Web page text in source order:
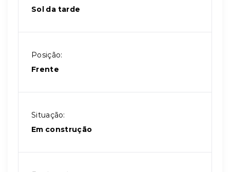
Sol da tarde
Posição:
Frente
Situação:
Em construção